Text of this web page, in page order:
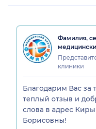
Фамилия,
клиники
Благодарим Вас за
теплый отзыв и
слова в адрес Киры
Борисовны!